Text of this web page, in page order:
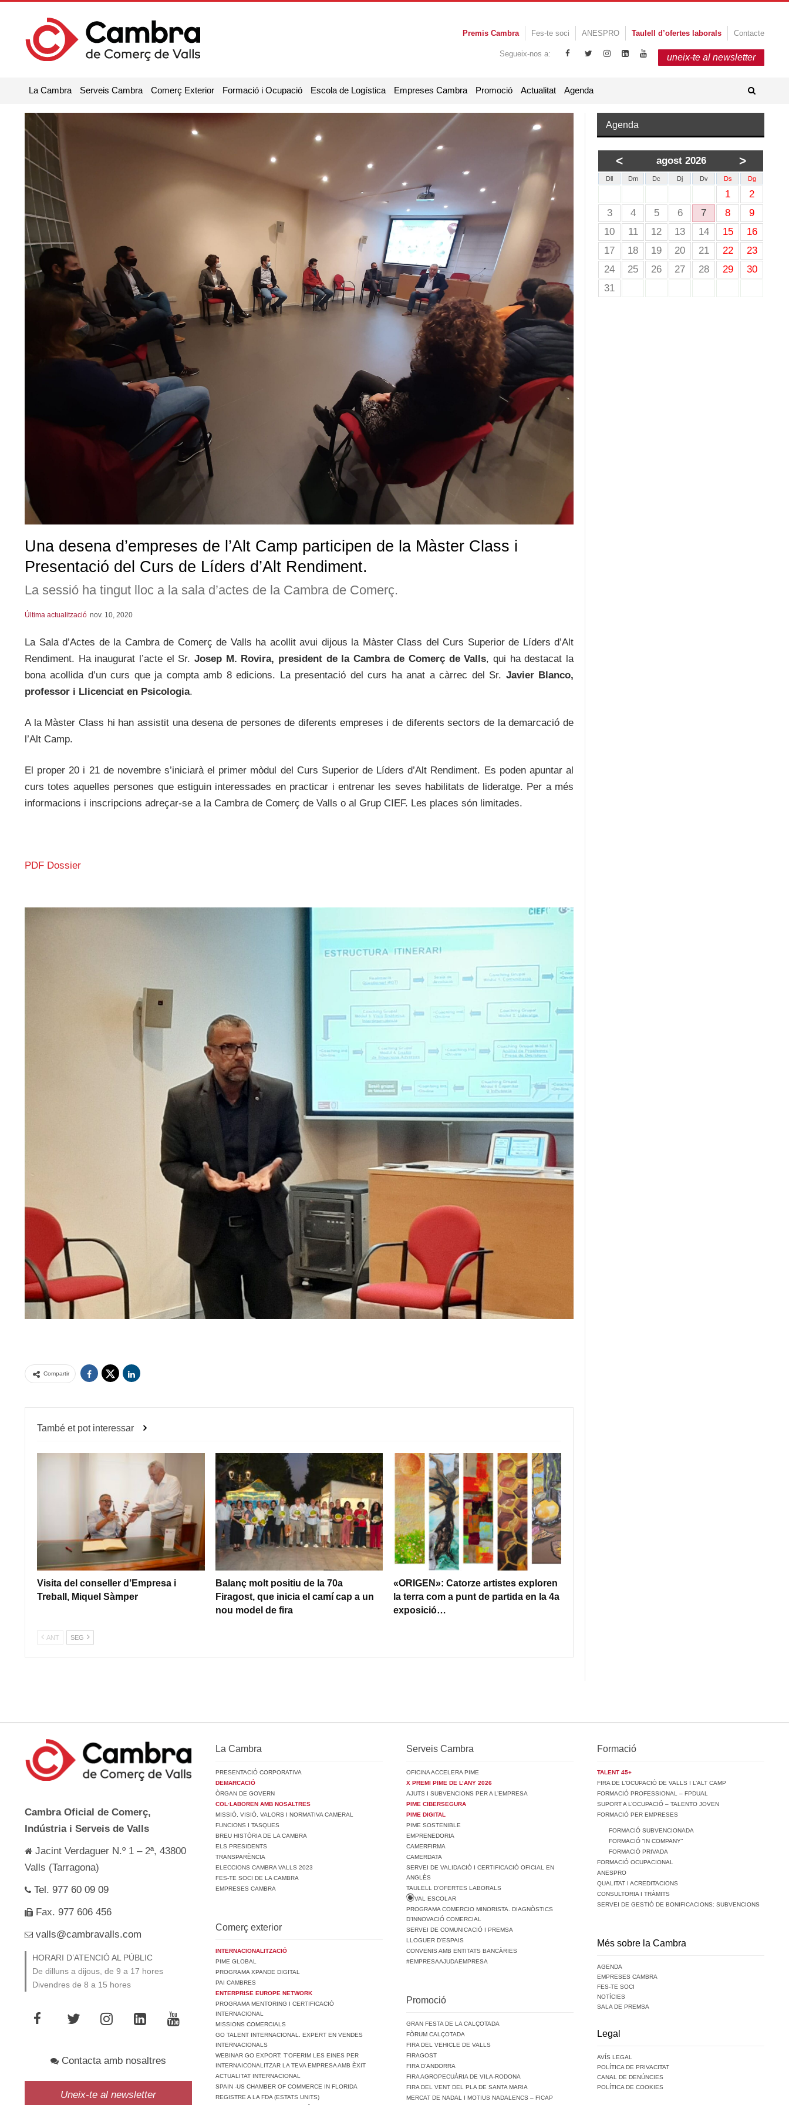
Premis Cambra Fes-te soci ANESPRO Taulell d’ofertes laborals Contacte
Segueix-nos a: uneix-te al newsletter
La Cambra Serveis Cambra Comerç Exterior Formació i Ocupació Escola de Logística Empreses Cambra Promoció Actualitat Agenda
Una desena d’empreses de l’Alt Camp participen de la Màster Class i
Presentació del Curs de Líders d’Alt Rendiment.
La sessió ha tingut lloc a la sala d’actes de la Cambra de Comerç.
Última actualització nov. 10, 2020
La Sala d’Actes de la Cambra de Comerç de Valls ha acollit avui dijous la Màster Class del Curs Superior de Líders d’Alt
Rendiment. Ha inaugurat l’acte el Sr. Josep M. Rovira, president de la Cambra de Comerç de Valls, qui ha destacat la
bona acollida d’un curs que ja compta amb 8 edicions. La presentació del curs ha anat a càrrec del Sr. Javier Blanco,
professor i Llicenciat en Psicologia.
A la Màster Class hi han assistit una desena de persones de diferents empreses i de diferents sectors de la demarcació de
l’Alt Camp.
El proper 20 i 21 de novembre s’iniciarà el primer mòdul del Curs Superior de Líders d’Alt Rendiment. Es poden apuntar al
curs totes aquelles persones que estiguin interessades en practicar i entrenar les seves habilitats de lideratge. Per a més
informacions i inscripcions adreçar-se a la Cambra de Comerç de Valls o al Grup CIEF. Les places són limitades.
PDF Dossier
Compartir
També et pot interessar
Visita del conseller d’Empresa i
Treball, Miquel Sàmper
Balanç molt positiu de la 70a
Firagost, que inicia el camí cap a un
nou model de fira
«ORIGEN»: Catorze artistes exploren
la terra com a punt de partida en la 4a
exposició…
ANT SEG
Agenda
< agost 2026 >
Dll Dm Dc Dj Dv Ds Dg
1
2
3
4 5 6 7 8
9
10
11 12 13 14 15
16
17
18 19 20 21 22
23
24
25 26 27 28 29
30
31
Cambra Oficial de Comerç,
Indústria i Serveis de Valls
Jacint Verdaguer N.º 1 – 2ª, 43800
Valls (Tarragona)
Tel. 977 60 09 09
Fax. 977 606 456
valls@cambravalls.com
HORARI D’ATENCIÓ AL PÚBLIC
De dilluns a dijous, de 9 a 17 hores
Divendres de 8 a 15 hores
Contacta amb nosaltres
Uneix-te al newsletter
La Cambra
PRESENTACIÓ CORPORATIVA
DEMARCACIÓ
ÒRGAN DE GOVERN
COL·LABOREN AMB NOSALTRES
MISSIÓ, VISIÓ, VALORS I NORMATIVA CAMERAL
FUNCIONS I TASQUES
BREU HISTÒRIA DE LA CAMBRA
ELS PRESIDENTS
TRANSPARÈNCIA
ELECCIONS CAMBRA VALLS 2023
FES-TE SOCI DE LA CAMBRA
EMPRESES CAMBRA
Comerç exterior
INTERNACIONALITZACIÓ
PIME GLOBAL
PROGRAMA XPANDE DIGITAL
PAI CAMBRES
ENTERPRISE EUROPE NETWORK
PROGRAMA MENTORING I CERTIFICACIÓ
INTERNACIONAL
MISSIONS COMERCIALS
GO TALENT INTERNACIONAL. EXPERT EN VENDES
INTERNACIONALS
WEBINAR GO EXPORT: T’OFERIM LES EINES PER
INTERNAICONALITZAR LA TEVA EMPRESA AMB ÈXIT
ACTUALITAT INTERNACIONAL
SPAIN -US CHAMBER OF COMMERCE IN FLORIDA
REGISTRE A LA FDA (ESTATS UNITS)
Serveis Cambra
OFICINA ACCELERA PIME
X PREMI PIME DE L’ANY 2026
AJUTS I SUBVENCIONS PER A L’EMPRESA
PIME CIBERSEGURA
PIME DIGITAL
PIME SOSTENIBLE
EMPRENEDORIA
CAMERFIRMA
CAMERDATA
SERVEI DE VALIDACIÓ I CERTIFICACIÓ OFICIAL EN
ANGLÈS
TAULELL D’OFERTES LABORALS
VAL ESCOLAR
PROGRAMA COMERCIO MINORISTA. DIAGNÒSTICS
D’INNOVACIÓ COMERCIAL
SERVEI DE COMUNICACIÓ I PREMSA
LLOGUER D’ESPAIS
CONVENIS AMB ENTITATS BANCÀRIES
#EMPRESAAJUDAEMPRESA
Promoció
GRAN FESTA DE LA CALÇOTADA
FÒRUM CALÇOTADA
FIRA DEL VEHICLE DE VALLS
FIRAGOST
FIRA D’ANDORRA
FIRA AGROPECUÀRIA DE VILA-RODONA
FIRA DEL VENT DEL PLA DE SANTA MARIA
MERCAT DE NADAL I MOTIUS NADALENCS – FICAP
Formació
TALENT 45+
FIRA DE L’OCUPACIÓ DE VALLS I L’ALT CAMP
FORMACIÓ PROFESSIONAL – FPDUAL
SUPORT A L’OCUPACIÓ – TALENTO JOVEN
FORMACIÓ PER EMPRESES
FORMACIÓ SUBVENCIONADA
FORMACIÓ “IN COMPANY”
FORMACIÓ PRIVADA
FORMACIÓ OCUPACIONAL
ANESPRO
QUALITAT I ACREDITACIONS
CONSULTORIA I TRÀMITS
SERVEI DE GESTIÓ DE BONIFICACIONS: SUBVENCIONS
Més sobre la Cambra
AGENDA
EMPRESES CAMBRA
FES-TE SOCI
NOTÍCIES
SALA DE PREMSA
Legal
AVÍS LEGAL
POLÍTICA DE PRIVACITAT
CANAL DE DENÚNCIES
POLÍTICA DE COOKIES